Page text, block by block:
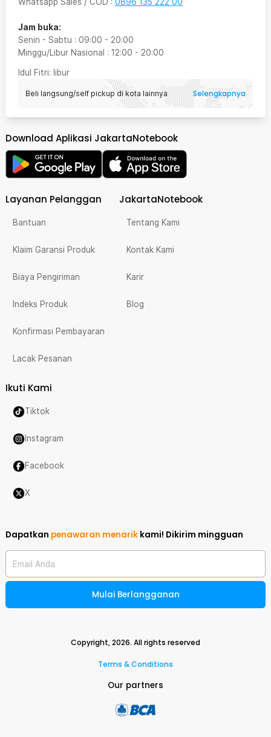
Jam buka:
Senin - Sabtu : 09:00 - 20:00
Minggu/Libur Nasional : 12:00 - 20:00
Idul Fitri: libur
Beli langsung/self pickup di kota lainnya Selengkapnya
Download Aplikasi JakartaNotebook
Layanan Pelanggan
Bantuan
Klaim Garansi Produk
Biaya Pengiriman
Indeks Produk
Konfirmasi Pembayaran
Lacak Pesanan
JakartaNotebook
Tentang Kami
Kontak Kami
Karir
Blog
Ikuti Kami
Tiktok
Instagram
Facebook
X
Dapatkan penawaran menarik kami! Dikirim mingguan
Email Anda
Mulai Berlangganan
Copyright,2026. All rights reserved
Terms & Conditions
Our partners